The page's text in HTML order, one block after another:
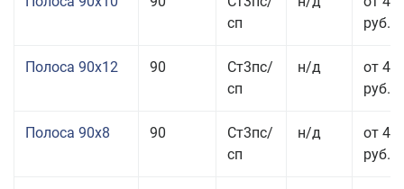
сп
руб.
Полоса 90x12 90
Ст3пс/
сп
н/д
от 42
руб.
Полоса 90x8 90
Ст3пс/
сп
н/д
от 42
руб.